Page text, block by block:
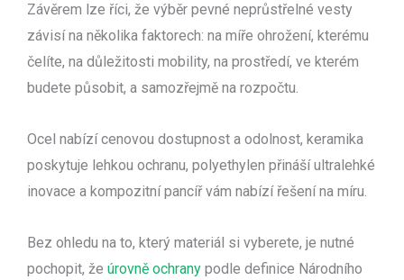
Závěrem lze říci, že výběr pevné neprůstřelné vesty
závisí na několika faktorech: na míře ohrožení, kterému
čelíte, na důležitosti mobility, na prostředí, ve kterém
budete působit, a samozřejmě na rozpočtu.
Ocel nabízí cenovou dostupnost a odolnost, keramika
poskytuje lehkou ochranu, polyethylen přináší ultralehké
inovace a kompozitní pancíř vám nabízí řešení na míru.
Bez ohledu na to, který materiál si vyberete, je nutné
pochopit, že úrovně ochrany podle definice Národního